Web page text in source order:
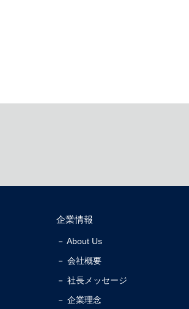
企業情報
－ About Us
－ 会社概要
－ 社長メッセージ
－ 企業理念